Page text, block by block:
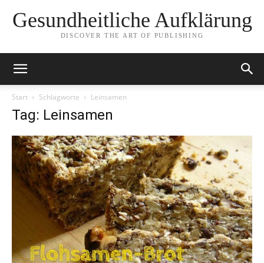
Gesundheitliche Aufklärung
DISCOVER THE ART OF PUBLISHING
Start Schlagworte Leinsamen
Tag: Leinsamen